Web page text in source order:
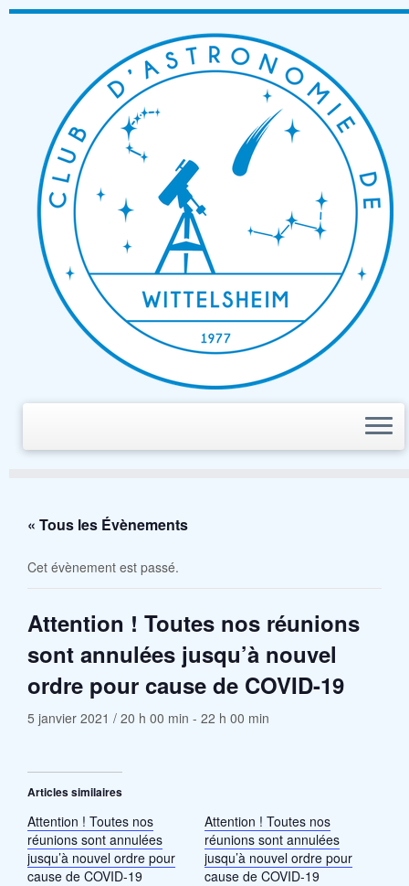
Passer
« Tous les Évènements
Cet évènement est passé.
Attention ! Toutes nos réunions
sont annulées jusqu’à nouvel
ordre pour cause de COVID-19
5 janvier 2021 / 20 h 00 min - 22 h 00 min
Articles similaires
Attention ! Toutes nos
réunions sont annulées
jusqu’à nouvel ordre pour
cause de COVID-19
Attention ! Toutes nos
réunions sont annulées
jusqu’à nouvel ordre pour
cause de COVID-19